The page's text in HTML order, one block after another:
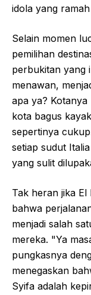
idola yang
Selain momen
pemilihan
perbukitan yang
menawan,
apa ya?
kota bagus
sepertinya
setiap sudut
yang sulit
Tak heran jika El
bahwa
menjadi salah
mereka. "Ya
pungkasnya
menegaskan
Syifa adalah